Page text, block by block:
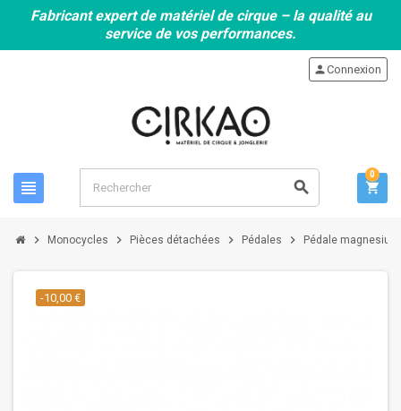
Fabricant expert de matériel de cirque – la qualité au
service de vos performances.
view_headline search
personConnexion
shopping_cart
0
chevron_right Monocycles chevron_right Pièces détachées chevron_right Pédales chevron_right Pédale magnesium
-10,00 €